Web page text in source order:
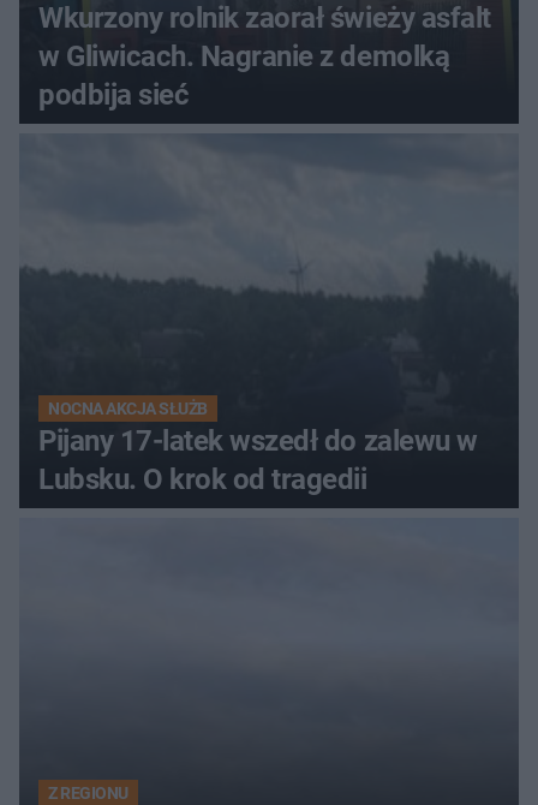
Wkurzony rolnik zaorał świeży asfalt
w Gliwicach. Nagranie z demolką
podbija sieć
NOCNA AKCJA SŁUŻB
Pijany 17-latek wszedł do zalewu w
Lubsku. O krok od tragedii
Z REGIONU